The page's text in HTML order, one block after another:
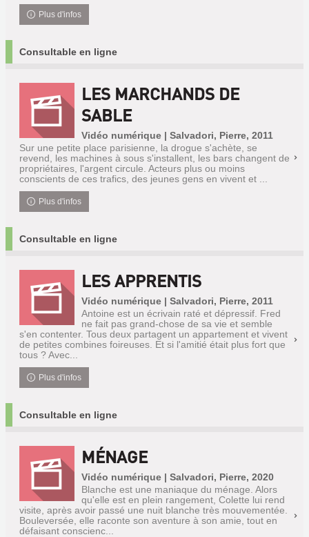
Plus d'infos
Consultable en ligne
LES MARCHANDS DE
SABLE
Vidéo numérique | Salvadori, Pierre, 2011
Sur une petite place parisienne, la drogue s'achète, se
revend, les machines à sous s'installent, les bars changent de
propriétaires, l'argent circule. Acteurs plus ou moins
conscients de ces trafics, des jeunes gens en vivent et ...
Plus d'infos
Consultable en ligne
LES APPRENTIS
Vidéo numérique | Salvadori, Pierre, 2011
Antoine est un écrivain raté et dépressif. Fred
ne fait pas grand-chose de sa vie et semble
s'en contenter. Tous deux partagent un appartement et vivent
de petites combines foireuses. Et si l'amitié était plus fort que
tous ? Avec...
Plus d'infos
Consultable en ligne
MÉNAGE
Vidéo numérique | Salvadori, Pierre, 2020
Blanche est une maniaque du ménage. Alors
qu'elle est en plein rangement, Colette lui rend
visite, après avoir passé une nuit blanche très mouvementée.
Bouleversée, elle raconte son aventure à son amie, tout en
défaisant conscienc...